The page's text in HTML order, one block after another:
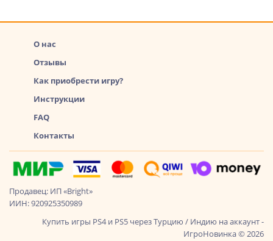
О нас
Отзывы
Как приобрести игру?
Инструкции
FAQ
Контакты
Продавец: ИП «Bright»
ИИН: 920925350989
Купить игры PS4 и PS5 через Турцию / Индию на аккаунт -
ИгроНовинка © 2026